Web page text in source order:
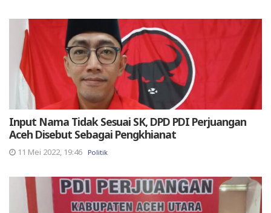
Input Nama Tidak Sesuai SK, DPD PDI Perjuangan
Aceh Disebut Sebagai Pengkhianat
11 Mei 2022, 19:46 Politik